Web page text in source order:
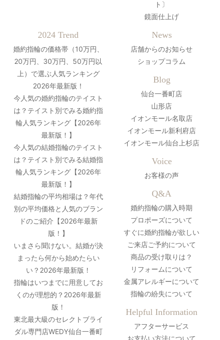
ト〕
鏡面仕上げ
2024 Trend
婚約指輪の価格帯（10万円、
20万円、30万円、50万円以
上）で選ぶ人気ランキング
2026年最新版！
今人気の婚約指輪のテイスト
は？テイスト別でみる婚約指
輪人気ランキング【2026年
最新版！】
今人気の結婚指輪のテイスト
は？テイスト別でみる結婚指
輪人気ランキング【2026年
最新版！】
結婚指輪の平均相場は？年代
別の平均価格と人気のブラン
ドのご紹介【2026年最新
版！】
いまさら聞けない。結婚が決
まったら何から始めたらい
い？2026年最新版！
指輪はいつまでに用意してお
くのが理想的？2026年最新
版！
東北最大級のセレクトブライ
ダル専門店WEDY仙台一番町
News
店舗からのお知らせ
ショップコラム
Blog
仙台一番町店
山形店
イオンモール名取店
イオンモール新利府店
イオンモール仙台上杉店
Voice
お客様の声
Q&A
婚約指輪の購入時期
プロポーズについて
すぐに婚約指輪が欲しい
ご来店ご予約について
商品の受け取りは？
リフォームについて
金属アレルギーについて
指輪の紛失について
Helpful Information
アフターサービス